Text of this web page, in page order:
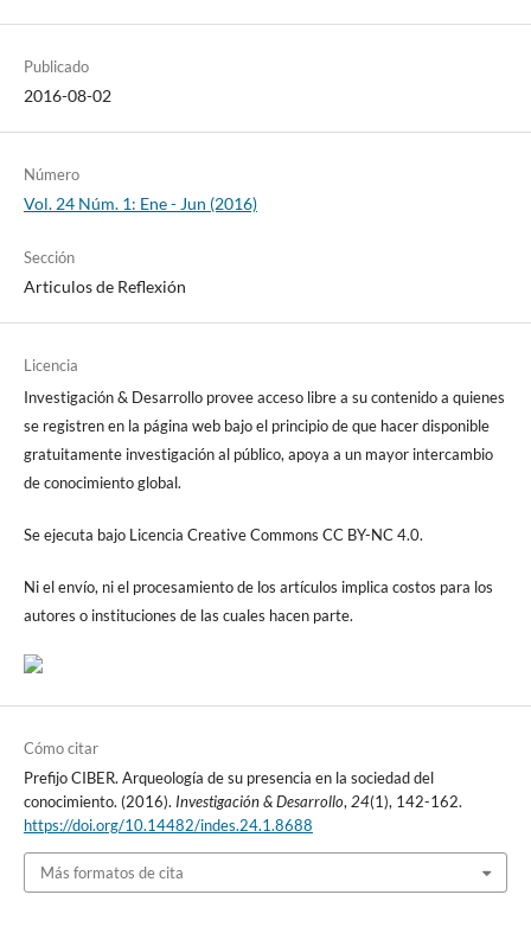
Publicado
2016-08-02
Número
Vol. 24 Núm. 1: Ene - Jun (2016)
Sección
Articulos de Reflexión
Licencia
Investigación & Desarrollo provee acceso libre a su contenido a quienes
se registren en la página web bajo el principio de que hacer disponible
gratuitamente investigación al público, apoya a un mayor intercambio
de conocimiento global.
Se ejecuta bajo Licencia Creative Commons CC BY-NC 4.0.
Ni el envío, ni el procesamiento de los artículos implica costos para los
autores o instituciones de las cuales hacen parte.
Cómo citar
Prefijo CIBER. Arqueología de su presencia en la sociedad del
conocimiento. (2016). Investigación & Desarrollo, 24(1), 142-162.
https://doi.org/10.14482/indes.24.1.8688
Más formatos de cita